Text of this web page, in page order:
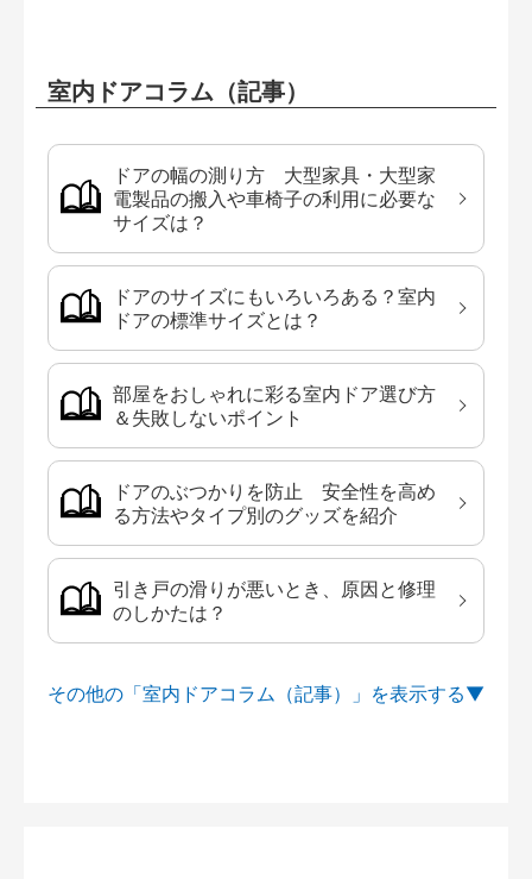
室内ドアコラム（記事）
ドアの幅の測り方 大型家具・大型家
電製品の搬入や車椅子の利用に必要な
サイズは？
ドアのサイズにもいろいろある？室内
ドアの標準サイズとは？
部屋をおしゃれに彩る室内ドア選び方
＆失敗しないポイント
ドアのぶつかりを防止 安全性を高め
る方法やタイプ別のグッズを紹介
引き戸の滑りが悪いとき、原因と修理
のしかたは？
その他の「室内ドアコラム（記事）」を